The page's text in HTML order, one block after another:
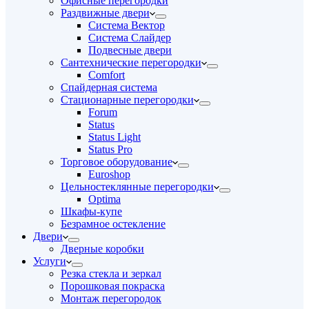
Раздвижные двери
Система Вектор
Система Слайдер
Подвесные двери
Сантехнические перегородки
Comfort
Спайдерная система
Стационарные перегородки
Forum
Status
Status Light
Status Pro
Торговое оборудование
Euroshop
Цельностеклянные перегородки
Optima
Шкафы-купе
Безрамное остекление
Двери
Дверные коробки
Услуги
Резка стекла и зеркал
Порошковая покраска
Монтаж перегородок